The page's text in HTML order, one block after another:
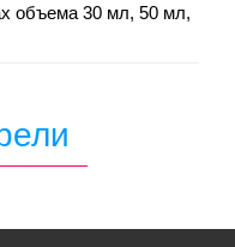
объема 30 мл, 50 мл,